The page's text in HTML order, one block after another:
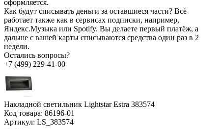
оформляется.
Как будут списывать деньги за оставшиеся части? Всё
работает также как в сервисах подписки, например,
Яндекс.Музыка или Spotify. Вы делаете первый платёж, а
дальше с вашей карты списываются средства один раз в 2
недели.
Остались вопросы?
+7 (499) 229-41-00
Накладной светильник Lightstar Estra 383574
Код товара: 86196-01
Артикул: LS_383574